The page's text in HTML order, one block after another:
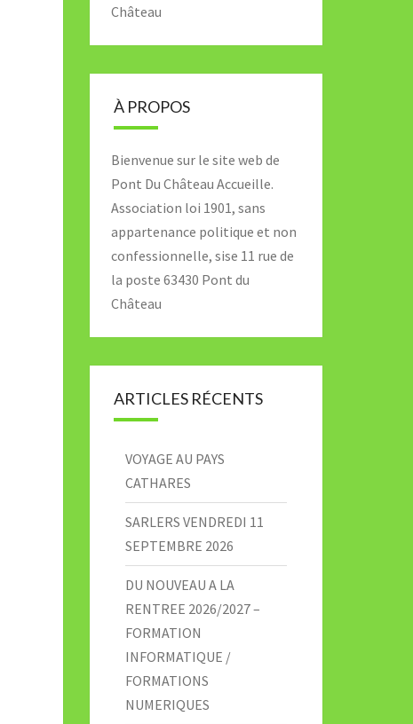
Château
À PROPOS
Bienvenue sur le site web de
Pont Du Château Accueille.
Association loi 1901, sans
appartenance politique et non
confessionnelle, sise 11 rue de
la poste 63430 Pont du
Château
ARTICLES RÉCENTS
VOYAGE AU PAYS
CATHARES
SARLERS VENDREDI 11
SEPTEMBRE 2026
DU NOUVEAU A LA
RENTREE 2026/2027 –
FORMATION
INFORMATIQUE /
FORMATIONS
NUMERIQUES